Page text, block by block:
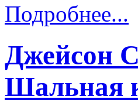
Подробнее...
Джейсон
Шальная